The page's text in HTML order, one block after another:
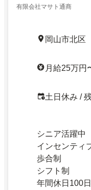
有限会社マサト通商
岡山市北区
月給25万円
土日休み /
シニア活躍中
インセンティ
歩合制
シフト制
年間休日100